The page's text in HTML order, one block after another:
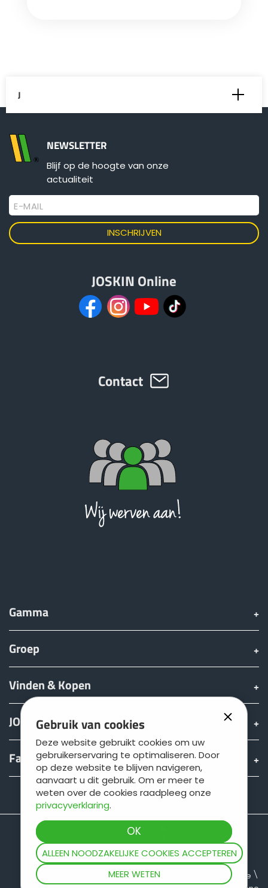
Gebruik van cookies
Deze website gebruikt cookies om uw
gebruikerservaring te optimaliseren. Door
op deze website te blijven navigeren,
aanvaart u dit gebruik. Om er meer te
weten over de cookies raadpleeg onze
privacyverklaring.
ALLEEN NOODZAKELIJKE COOKIES ACCEPTEREN
MEER WETEN
J
JUMBO (principe)
JUMBO (trechters)
NEWSLETTER
Blijf op de hoogte van onze
actualiteit
E-MAIL
JOSKIN Online
Contact
Gamma
Groep
Vinden & Kopen
JOSKIN wereld
Fan shop
Teamviewer
Sitemap
Juridische informatie